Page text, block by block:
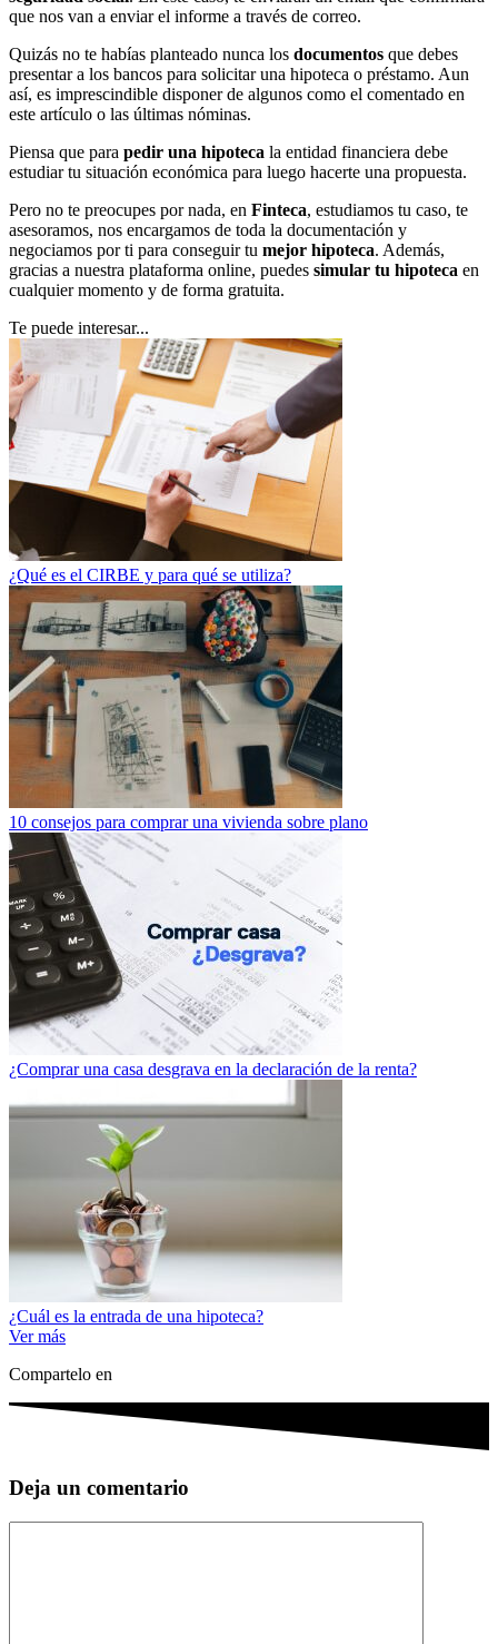
que nos van a enviar el informe a través de correo.
Quizás no te habías planteado nunca los documentos que debes
presentar a los bancos para solicitar una hipoteca o préstamo. Aun
así, es imprescindible disponer de algunos como el comentado en
este artículo o las últimas nóminas.
Piensa que para pedir una hipoteca la entidad financiera debe
estudiar tu situación económica para luego hacerte una propuesta.
Pero no te preocupes por nada, en Finteca, estudiamos tu caso, te
asesoramos, nos encargamos de toda la documentación y
negociamos por ti para conseguir tu mejor hipoteca. Además,
gracias a nuestra plataforma online, puedes simular tu hipoteca en
cualquier momento y de forma gratuita.
Te puede interesar...
¿Qué es el CIRBE y para qué se utiliza?
10 consejos para comprar una vivienda sobre plano
¿Comprar una casa desgrava en la declaración de la renta?
¿Cuál es la entrada de una hipoteca?
Ver más
Compartelo en
Deja un comentario